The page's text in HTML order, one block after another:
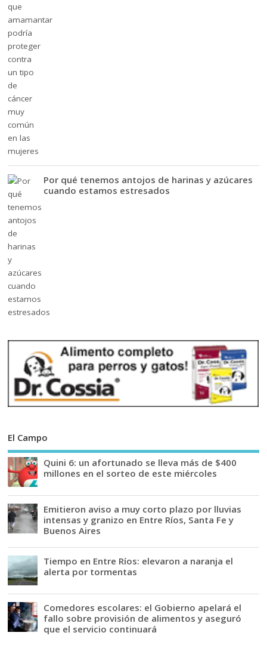
Por qué tenemos antojos de harinas y azúcares
cuando estamos estresados
El Campo
Quini 6: un afortunado se lleva más de $400
millones en el sorteo de este miércoles
Emitieron aviso a muy corto plazo por lluvias
intensas y granizo en Entre Ríos, Santa Fe y
Buenos Aires
Tiempo en Entre Ríos: elevaron a naranja el
alerta por tormentas
Comedores escolares: el Gobierno apelará el
fallo sobre provisión de alimentos y aseguró
que el servicio continuará